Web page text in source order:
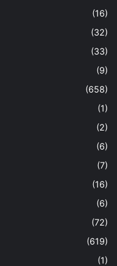
(16)
(32)
(33)
(9)
(658)
(1)
(2)
(6)
(7)
(16)
(6)
(72)
(619)
(1)